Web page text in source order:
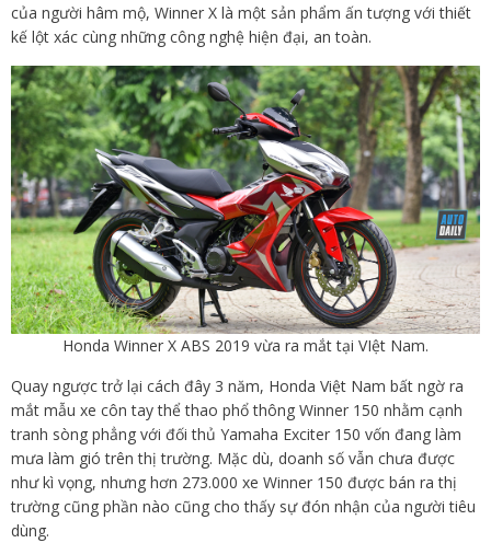
của người hâm mộ, Winner X là một sản phẩm ấn tượng với thiết
kế lột xác cùng những công nghệ hiện đại, an toàn.
Honda Winner X ABS 2019 vừa ra mắt tại VIệt Nam.
Quay ngược trở lại cách đây 3 năm, Honda Việt Nam bất ngờ ra
mắt mẫu xe côn tay thể thao phổ thông Winner 150 nhằm cạnh
tranh sòng phẳng với đối thủ Yamaha Exciter 150 vốn đang làm
mưa làm gió trên thị trường. Mặc dù, doanh số vẫn chưa được
như kì vọng, nhưng hơn 273.000 xe Winner 150 được bán ra thị
trường cũng phần nào cũng cho thấy sự đón nhận của người tiêu
dùng.